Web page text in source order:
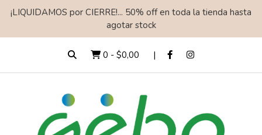
¡LIQUIDAMOS por CIERRE!... 50% off en toda la tienda hasta
agotar stock
0 - $0,00